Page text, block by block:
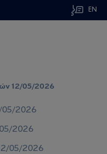
EN
12/05/2026
05/2026
05/2026
05/2026